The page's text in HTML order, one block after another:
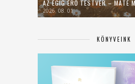
AZ ÉGIG ÉRŐ TESTVÉR – MÁTÉ
2026. 08. 01.
KÖNYVEINK